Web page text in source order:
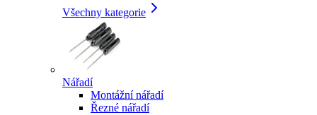
Všechny kategorie
Nářadí
Montážní nářadí
Řezné nářadí